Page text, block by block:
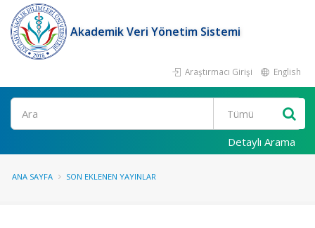
Akademik Veri Yönetim Sistemi
Araştırmacı Girişi English
Ara
Detaylı Arama
ANA SAYFA SON EKLENEN YAYINLAR